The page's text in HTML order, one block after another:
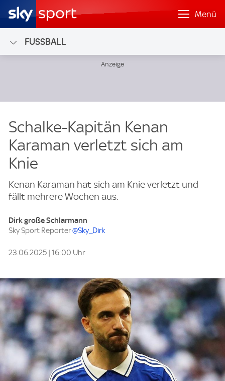
Menü
FUSSBALL
Schalke-Kapitän Kenan
Karaman verletzt sich am
Knie
Kenan Karaman hat sich am Knie verletzt und
fällt mehrere Wochen aus.
Dirk große Schlarmann
Sky Sport Reporter@Sky_Dirk
23.06.2025 | 16:00 Uhr